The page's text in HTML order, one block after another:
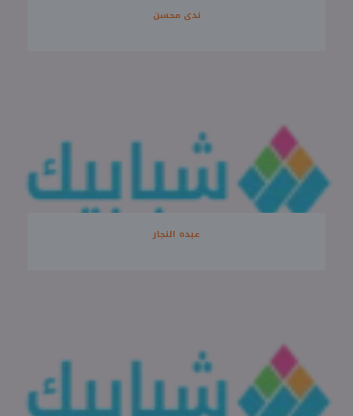
ندى محسن
عبده النجار